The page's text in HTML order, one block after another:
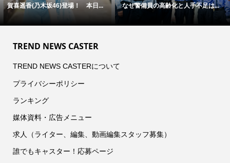
賀喜遥香(乃木坂46)登場！ 本日... なぜ警備員の高齢化と人手不足は...
TREND NEWS CASTER
TREND NEWS CASTERについて
プライバシーポリシー
ランキング
媒体資料・広告メニュー
求人（ライター、編集、動画編集スタッフ募集）
誰でもキャスター！応募ページ